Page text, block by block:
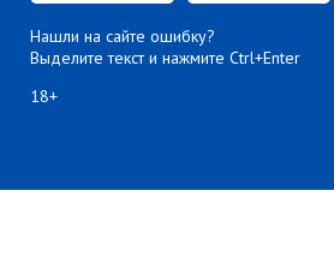
Нашли на сайте ошибку?
Выделите текст и нажмите Ctrl+Enter
18+